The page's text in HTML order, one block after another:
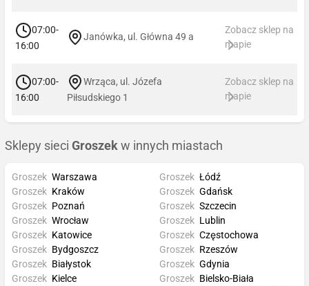
07:00-
16:00
Janówka, ul. Główna 49 a
Zobacz sklep na
mapie
07:00-
16:00
Wrząca, ul. Józefa
Piłsudskiego 1
Zobacz sklep na
mapie
Sklepy sieci Groszek w innych miastach
Groszek Warszawa
Groszek Kraków
Groszek Poznań
Groszek Wrocław
Groszek Łódź
Groszek Gdańsk
Groszek Szczecin
Groszek Lublin
Groszek Katowice
Groszek Bydgoszcz
Groszek Białystok
Groszek Kielce
Groszek Częstochowa
Groszek Rzeszów
Groszek Gdynia
Groszek Bielsko-Biała